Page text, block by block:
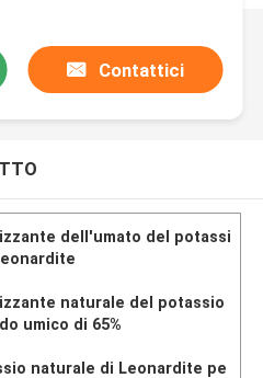
Contattici
dell'umato del potassi
naturale del potassio
umico di 65%
naturale di Leonardite pe